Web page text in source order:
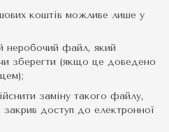
коштів можливе лише у
неробочий файл, який
зберегти (якщо це доведено
заміну такого файлу,
доступ до електронної